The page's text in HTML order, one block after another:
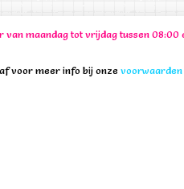
maandag tot vrijdag tussen
voor meer info bij onze voorwaarden